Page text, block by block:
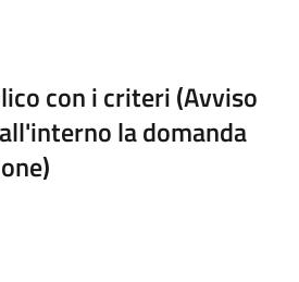
con i criteri (Avviso
la domanda